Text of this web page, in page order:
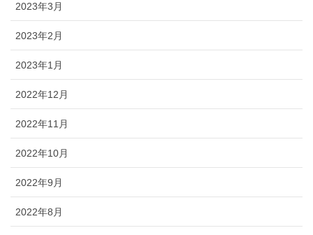
2023年3月
2023年2月
2023年1月
2022年12月
2022年11月
2022年10月
2022年9月
2022年8月